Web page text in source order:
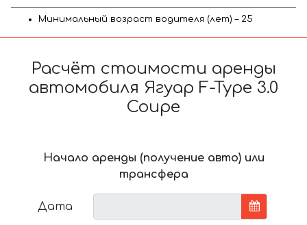
Минимальный возраст водителя (лет) – 25
Расчёт стоимости аренды
автомобиля Ягуар F-Type 3.0
Coupe
Начало аренды (получение авто) или
трансфера
Дата